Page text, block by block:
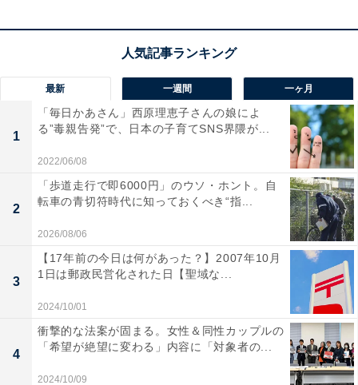
令和の今では「悪手」
実はこのような危機発生時に「ゼロ回答」で鎮火させる
というのは今から30年くらい前によく使われた手法であ
って、令和の今では「悪手」だ。
マスコミから「企業の社会的責任」「説明責任を果たし
ていない」などボロカスに叩かれ、週刊誌やネットニュ
最新 一週間 一ヶ月
1
「毎日かあさん」西原理恵子さんの娘によ
る”毒親告発”で、日本の子育てSNS界隈が...
2022/06/08
2
「歩道走行で即6000円」のウソ・ホント。自
転車の青切符時代に知っておくべき“指...
2026/08/06
3
【17年前の今日は何があった？】2007年10月
1日は郵政民営化された日【聖域な...
2024/10/01
4
衝撃的な法案が固まる。女性＆同性カップルの
「希望が絶望に変わる」内容に「対象者の...
2024/10/09